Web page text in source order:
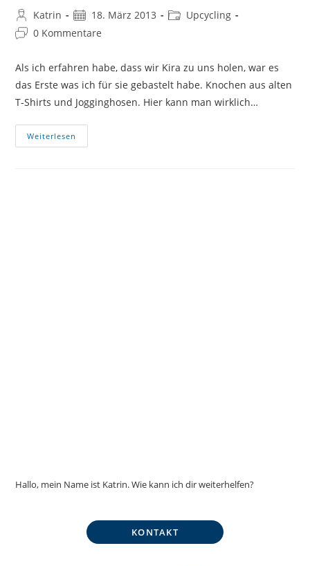
Beitrags-
Autor:
Katrin
Beitrag
veröffentlicht:
18. März 2013
Beitrags-
Upcycling
Beitrags-
0 Kommentare
Als ich erfahren habe, dass wir Kira zu uns holen, war es
das Erste was ich für sie gebastelt habe. Knochen aus alten
T-Shirts und Jogginghosen. Hier kann man wirklich…
Weiterlesen
T-
Hallo, mein Name ist Katrin. Wie kann ich dir weiterhelfen?
KONTAKT